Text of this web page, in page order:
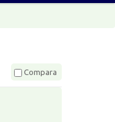
Compara